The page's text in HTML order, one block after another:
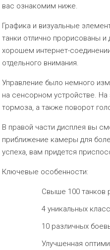
вас ознакомим ниже.
Графика и визуальные
танки отлично прорисованы и
хорошем интернет-
отдельного внимания.
Управление было немного
на сенсорном устройстве. На
тормоза, а также поворот
В правой части дисплея вы
приближение камеры для
успеха, вам придется
Ключевые особенности:
Свыше 100 танков
4 уникальных
10 различных
Улучшенная